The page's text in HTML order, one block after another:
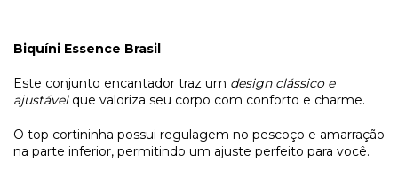
Biquíni Essence Brasil
Este conjunto encantador traz um design clássico e
ajustávelque valoriza seu corpo com conforto e charme.
O top cortininha possui regulagem no pescoço e amarração
na parte inferior, permitindo um ajuste perfeito para você.